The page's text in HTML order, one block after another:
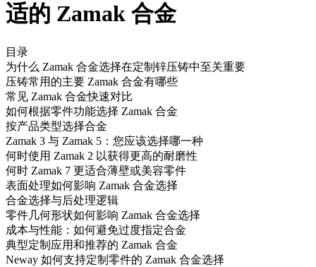
适的 Zamak 合金
目录
为什么 Zamak 合金选择在定制锌压铸中至关重要
压铸常用的主要 Zamak 合金有哪些
常见 Zamak 合金快速对比
如何根据零件功能选择 Zamak 合金
按产品类型选择合金
Zamak 3 与 Zamak 5：您应该选择哪一种
何时使用 Zamak 2 以获得更高的耐磨性
何时 Zamak 7 更适合薄壁或美容零件
表面处理如何影响 Zamak 合金选择
合金选择与后处理逻辑
零件几何形状如何影响 Zamak 合金选择
成本与性能：如何避免过度指定合金
典型定制应用和推荐的 Zamak 合金
Neway 如何支持定制零件的 Zamak 合金选择